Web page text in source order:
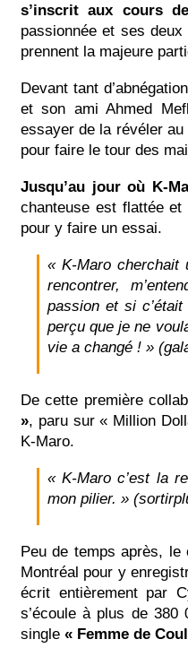
s’inscrit aux cours
passionnée et ses
prennent la majeure
Devant tant
et son ami Ahmed
essayer de la révéler
pour faire le tour des
Jusqu’au jour où K-
chanteuse est flattée
pour y faire un essai.
« K-Maro cherchait
rencontrer,
passion et si
perçu que je ne
vie a changé ! »
De cette première
», paru sur « Million
K-Maro.
« K-Maro c’est la
mon pilier. »
Peu de temps après, le
Montréal pour y
écrit entièrement par
s’écoule à plus de 380
single « Femme de